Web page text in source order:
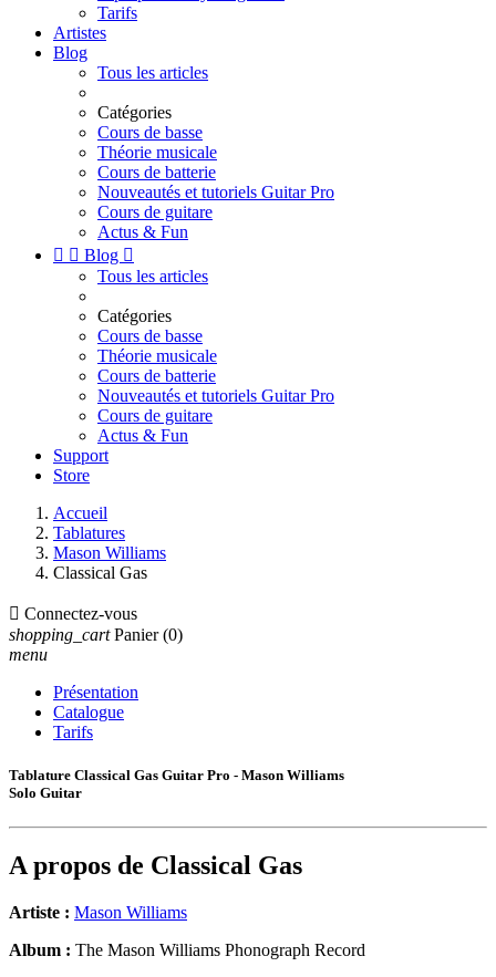
Tarifs
Artistes
Blog
Tous les articles
Catégories
Cours de basse
Théorie musicale
Cours de batterie
Nouveautés et tutoriels Guitar Pro
Cours de guitare
Actus & Fun
  Blog 
Tous les articles
Catégories
Cours de basse
Théorie musicale
Cours de batterie
Nouveautés et tutoriels Guitar Pro
Cours de guitare
Actus & Fun
Support
Store
Accueil
Tablatures
Mason Williams
Classical Gas
 Connectez-vous
shopping_cart Panier (0)
menu
Présentation
Catalogue
Tarifs
Tablature Classical Gas Guitar Pro - Mason Williams
Solo Guitar
A propos de Classical Gas
Artiste : Mason Williams
Album : The Mason Williams Phonograph Record